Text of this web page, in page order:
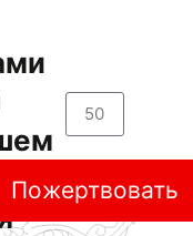
Пожертвовать